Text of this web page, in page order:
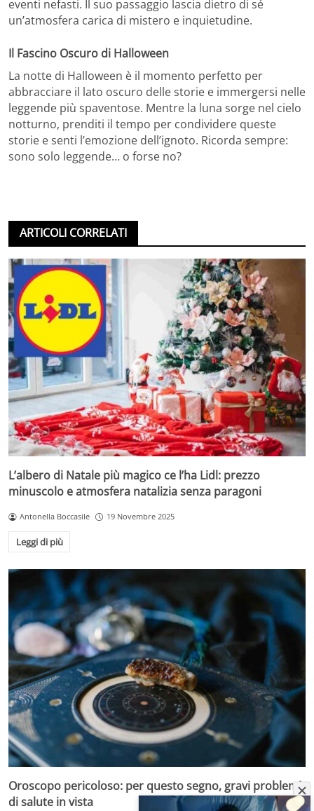
eventi nefasti. Il suo passaggio lascia dietro di sé
un’atmosfera carica di mistero e inquietudine.
Il Fascino Oscuro di Halloween
La notte di Halloween è il momento perfetto per
abbracciare il lato oscuro delle storie e immergersi nelle
leggende più spaventose. Mentre la luna sorge nel cielo
notturno, prenditi il tempo per condividere queste
storie e senti l’emozione dell’ignoto. Ricorda sempre:
sono solo leggende… o forse no?
ARTICOLI CORRELATI
L’albero di Natale più magico ce l’ha Lidl: prezzo
minuscolo e atmosfera natalizia senza paragoni
Antonella Boccasile 19 Novembre 2025
Leggi di più
Oroscopo pericoloso: per questo segno, gravi problemi
di salute in vista